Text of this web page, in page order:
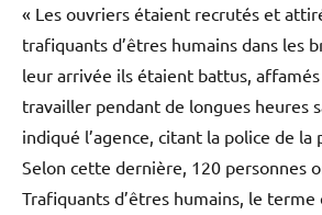
« Les ouvriers étaient recrutés et
trafiquants d’êtres humains dans les
leur arrivée ils étaient battus,
travailler pendant de longues heures
indiqué l’agence, citant la police de la
Selon cette dernière, 120 personnes
Trafiquants d’êtres humains, le terme